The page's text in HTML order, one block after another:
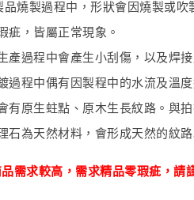
品燒製過程中，形狀會因燒製或
疵，皆屬正常現象。
產過程中會產生小刮傷，以及焊
過程中偶有因製程中的水流及溫
有原生蛀點、原木生長紋路。與
石為天然材料，會形成天然的紋
需求較高，需求精品零瑕疵 ， 請